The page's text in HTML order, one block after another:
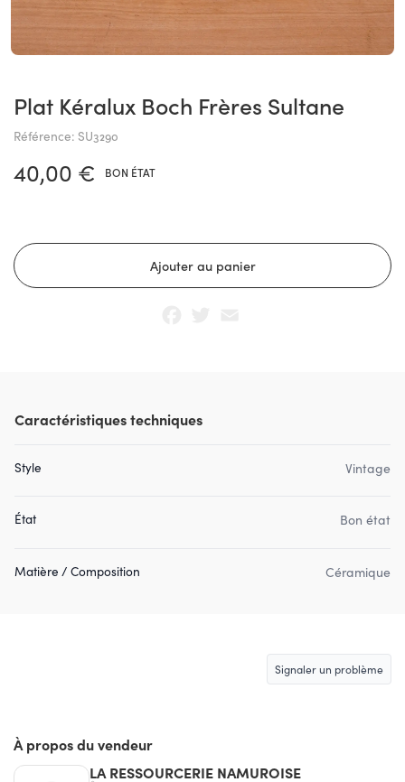
Plat Kéralux Boch Frères Sultane
Référence: SU3290
40,00 € BON ÉTAT
Caractéristiques techniques
Style Vintage
État Bon état
Matière / Composition Céramique
Signaler un problème
À propos du vendeur
LA RESSOURCERIE NAMUROISE